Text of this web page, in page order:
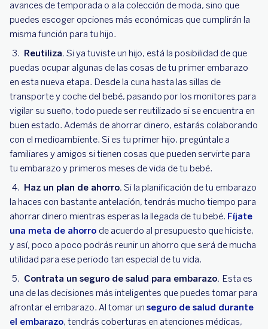
avances de temporada o a la colección de moda, sino que
puedes escoger opciones más económicas que cumplirán la
misma función para tu hijo.
Reutiliza. Si ya tuviste un hijo, está la posibilidad de que
puedas ocupar algunas de las cosas de tu primer embarazo
en esta nueva etapa. Desde la cuna hasta las sillas de
transporte y coche del bebé, pasando por los monitores para
vigilar su sueño, todo puede ser reutilizado si se encuentra en
buen estado. Además de ahorrar dinero, estarás colaborando
con el medioambiente. Si es tu primer hijo, pregúntale a
familiares y amigos si tienen cosas que pueden servirte para
tu embarazo y primeros meses de vida de tu bebé.
Haz un plan de ahorro. Si la planificación de tu embarazo
la haces con bastante antelación, tendrás mucho tiempo para
ahorrar dinero mientras esperas la llegada de tu bebé. Fíjate
una meta de ahorro de acuerdo al presupuesto que hiciste,
y así, poco a poco podrás reunir un ahorro que será de mucha
utilidad para ese periodo tan especial de tu vida.
Contrata un seguro de salud para embarazo. Esta es
una de las decisiones más inteligentes que puedes tomar para
afrontar el embarazo. Al tomar un seguro de salud durante
el embarazo, tendrás coberturas en atenciones médicas,